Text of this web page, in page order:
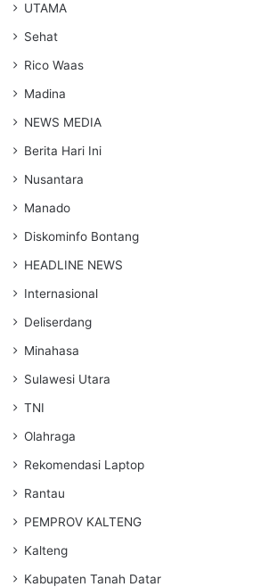
UTAMA
Sehat
Rico Waas
Madina
NEWS MEDIA
Berita Hari Ini
Nusantara
Manado
Diskominfo Bontang
HEADLINE NEWS
Internasional
Deliserdang
Minahasa
Sulawesi Utara
TNI
Olahraga
Rekomendasi Laptop
Rantau
PEMPROV KALTENG
Kalteng
Kabupaten Tanah Datar